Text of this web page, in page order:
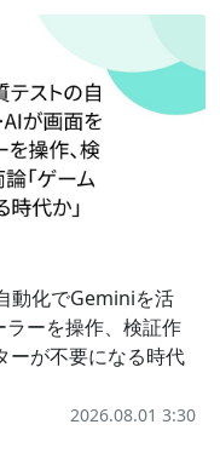
動化でGeminiを活
ーを操作、検証作
が不要になる時代
2026.08.01 3:30